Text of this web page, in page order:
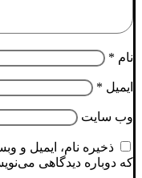
نام *
ایمیل *
وب‌ سایت
ذخیره نام، ایمیل و
که دوباره دیدگاهی